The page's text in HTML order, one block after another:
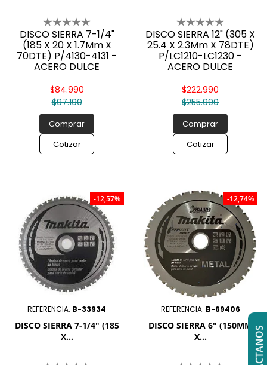
DISCO SIERRA 7-1/4"
(185 X 20 X 1.7Mm X
70DTE) P/4130-4131 -
ACERO DULCE
$97.190
$84.990
Comprar
Cotizar
DISCO SIERRA 12" (305 X
25.4 X 2.3Mm X 78DTE)
P/LC1210-LC1230 -
ACERO DULCE
$255.990
$222.990
Comprar
Cotizar
REFERENCIA: B-33934
DISCO SIERRA 7-1/4" (185
X...
-12,57%
REFERENCIA: B-69406
DISCO SIERRA 6" (150MM
X...
-12,74%